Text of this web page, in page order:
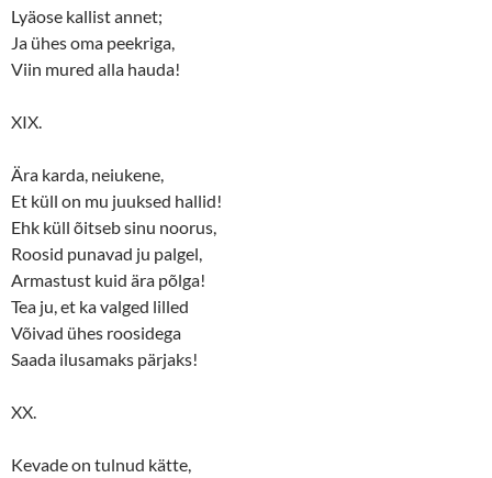
Lyäose kallist annet;
Ja ühes oma peekriga,
Viin mured alla hauda!
XIX.
Ära karda, neiukene,
Et küll on mu juuksed hallid!
Ehk küll õitseb sinu noorus,
Roosid punavad ju palgel,
Armastust kuid ära põlga!
Tea ju, et ka valged lilled
Võivad ühes roosidega
Saada ilusamaks pärjaks!
XX.
Kevade on tulnud kätte,